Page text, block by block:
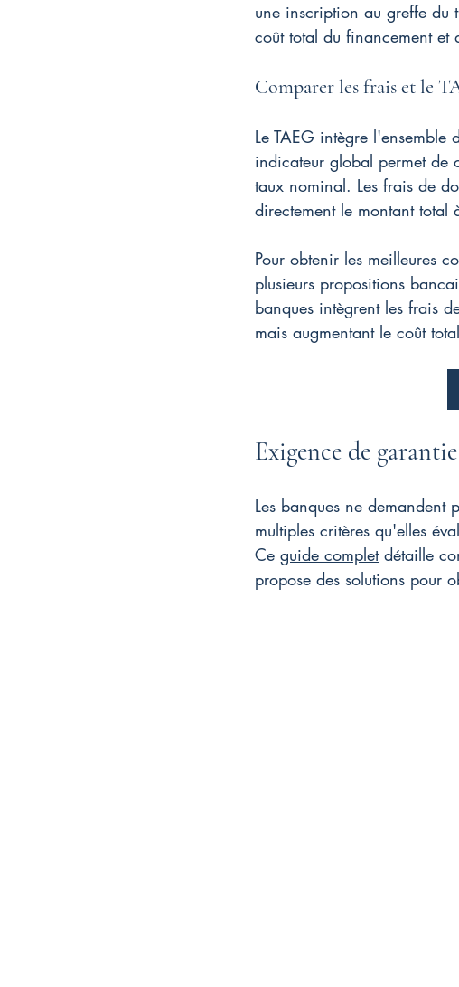
une inscription au greffe du
coût total du financement et
Comparer les frais et le
Le TAEG intègre
indicateur global permet de
taux nominal. Les frais de
directement le montant total
Pour obtenir les meilleures
plusieurs propositions
banques intègrent les frais
mais augmentant le coût
Exigence de
Les banques ne demandent
multiples critères qu'elles
Ce guide complet détaille
propose des solutions pour